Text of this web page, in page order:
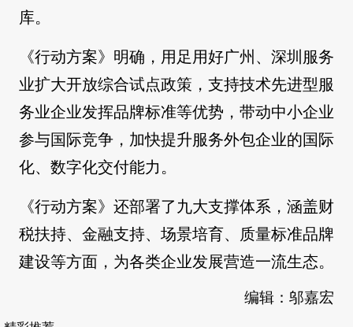
库。
《行动方案》明确，用足用好广州、深圳服务
业扩大开放综合试点政策，支持技术先进型服
务业企业发挥品牌标准等优势，带动中小企业
参与国际竞争，加快提升服务外包企业的国际
化、数字化交付能力。
《行动方案》还部署了九大支撑体系，涵盖财
税扶持、金融支持、场景培育、质量标准品牌
建设等方面，为各类企业发展营造一流生态。
编辑：邬嘉宏